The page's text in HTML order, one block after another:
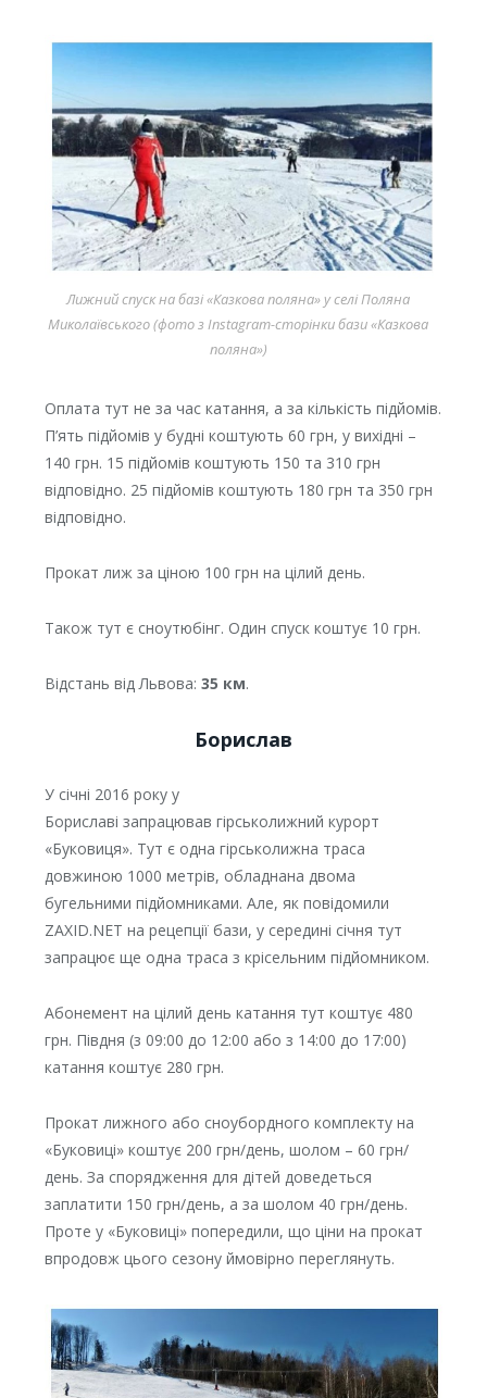
Лижний спуск на базі «Казкова поляна» у селі Поляна
Миколаївського (фото з Instagram-сторінки бази «Казкова
поляна»)
Оплата тут не за час катання, а за кількість підйомів.
П’ять підйомів у будні коштують 60 грн, у вихідні –
140 грн. 15 підйомів коштують 150 та 310 грн
відповідно. 25 підйомів коштують 180 грн та 350 грн
відповідно.
Прокат лиж за ціною 100 грн на цілий день.
Також тут є сноутюбінг. Один спуск коштує 10 грн.
Відстань від Львова: 35 км.
Борислав
У січні 2016 року у
Бориславі запрацював гірськолижний курорт
«Буковиця». Тут є одна гірськолижна траса
довжиною 1000 метрів, обладнана двома
бугельними підйомниками. Але, як повідомили
ZAXID.NET на рецепції бази, у середині січня тут
запрацює ще одна траса з крісельним підйомником.
Абонемент на цілий день катання тут коштує 480
грн. Півдня (з 09:00 до 12:00 або з 14:00 до 17:00)
катання коштує 280 грн.
Прокат лижного або сноубордного комплекту на
«Буковиці» коштує 200 грн/день, шолом – 60 грн/
день. За спорядження для дітей доведеться
заплатити 150 грн/день, а за шолом 40 грн/день.
Проте у «Буковиці» попередили, що ціни на прокат
впродовж цього сезону ймовірно переглянуть.